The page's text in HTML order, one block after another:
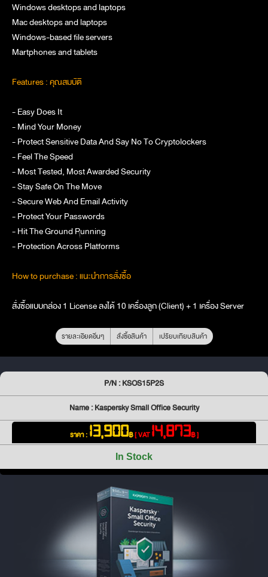
Windows desktops and laptops
Mac desktops and laptops
Windows-based file servers
Martphones and tablets
Features : คุณสมบัติ
- Easy Does It
- Mind Your Money
- Protect Sensitive Data And Say No To Cryptolockers
- Feel The Speed
- Most Tested, Most Awarded Security
- Stay Safe On The Move
- Secure Web And Email Activity
- Protect Your Passwords
- Hit The Ground Running
- Protection Across Platforms
How to purchase : แนะนำการสั่งซื้อ
สั่งซื้อแบบกล่อง 1 License ลงได้ 10 เครื่องลูก (Client) + 1 เครื่อง Server
รายละเอียดอื่นๆ สั่งซื้อสินค้า เปรียบเทียบสินค้า
P/N : KSOS15P2S
Name : Kaspersky Small Office Security
ราคา : 13,900฿[ VAT14,873฿ ]
In Stock